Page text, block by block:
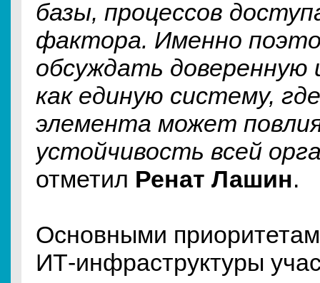
базы, процессов
фактора. Именно
обсуждать доверенную
как единую систему,
элемента может
устойчивость всей
отметил Ренат Лашин.
Основными
ИТ-инфраструктуры